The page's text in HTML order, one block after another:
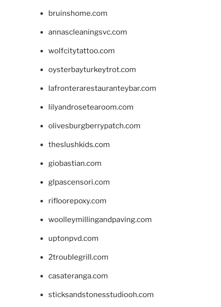
bruinshome.com
annascleaningsvc.com
wolfcitytattoo.com
oysterbayturkeytrot.com
lafronterarestauranteybar.com
lilyandrosetearoom.com
olivesburgberrypatch.com
theslushkids.com
giobastian.com
glpascensori.com
rifloorepoxy.com
woolleymillingandpaving.com
uptonpvd.com
2troublegrill.com
casateranga.com
sticksandstonesstudiooh.com